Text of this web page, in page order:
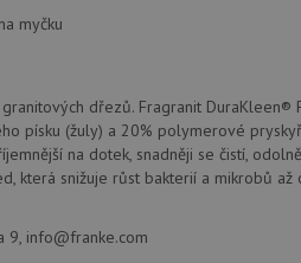
myčku
dřezů. Fragranit
písku (žuly) a 20% polymerové
na dotek, snadněji se čistí,
která snižuje růst bakterií a mikrobů až
9, info@franke.com
prohlížeče
mohl vidět před návštěvou
6 měsíců
6 měsíců
Tento soubor cookie nastavuje
uživatelských předvoleb pro videa